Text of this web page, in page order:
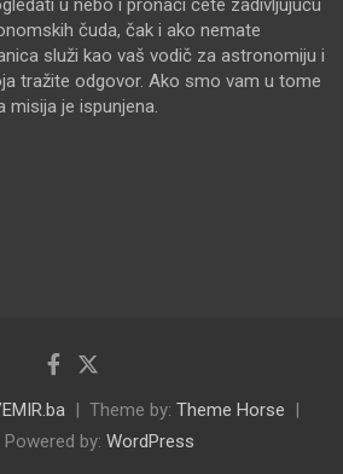
u nebo i pronaći ćete zadivljujuću
čuda, čak i ako nemate
služi kao vaš vodič za astronomiju i
tražite odgovor. Ako smo vam u tome
misija je ispunjena.
Theme by: Theme Horse
Powered by: WordPress